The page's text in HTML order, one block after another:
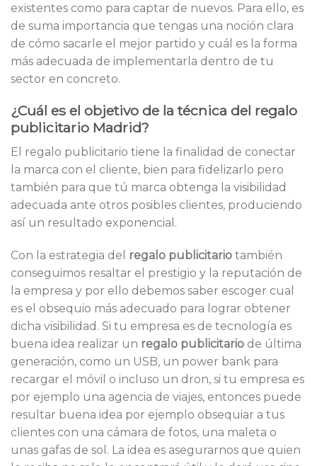
existentes como para captar de nuevos. Para ello, es
de suma importancia que tengas una noción clara
de cómo sacarle el mejor partido y cuál es la forma
más adecuada de implementarla dentro de tu
sector en concreto.
¿Cuál es el objetivo de la técnica del regalo
publicitario Madrid?
El regalo publicitario tiene la finalidad de conectar
la marca con el cliente, bien para fidelizarlo pero
también para que tú marca obtenga la visibilidad
adecuada ante otros posibles clientes, produciendo
así un resultado exponencial.
Con la estrategia del regalo publicitario también
conseguimos resaltar el prestigio y la reputación de
la empresa y por ello debemos saber escoger cual
es el obsequio más adecuado para lograr obtener
dicha visibilidad. Si tu empresa es de tecnología es
buena idea realizar un regalo publicitario de última
generación, como un USB, un power bank para
recargar el móvil o incluso un dron, si tu empresa es
por ejemplo una agencia de viajes, entonces puede
resultar buena idea por ejemplo obsequiar a tus
clientes con una cámara de fotos, una maleta o
unas gafas de sol. La idea es asegurarnos que quien